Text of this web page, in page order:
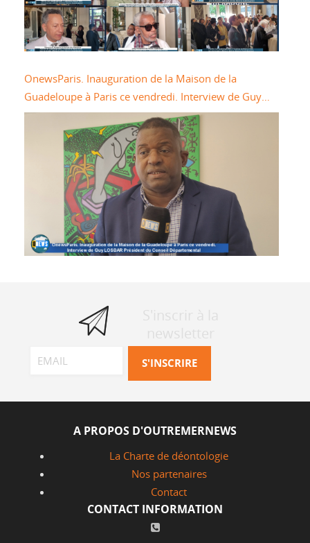
OnewsParis. Inauguration de la Maison de la
Guadeloupe à Paris ce vendredi. Interview de Guy
LOSBAR Président du Conseil Départemental
A PROPOS D'OUTREMERNEWS
La Charte de déontologie
Nos partenaires
Contact
CONTACT INFORMATION